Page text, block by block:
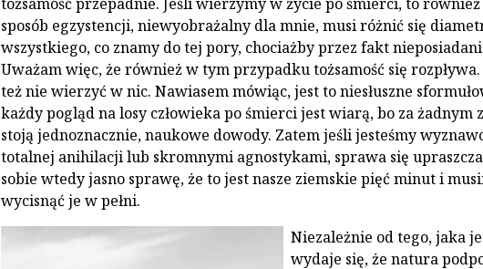
sposób egzystencji, niewyobrażalny dla mnie, musi różnić się
wszystkiego, co znamy do tej pory, chociażby przez fakt
Uważam więc, że również w tym przypadku tożsamość się
też nie wierzyć w nic. Nawiasem mówiąc, jest to niesłuszne
każdy pogląd na losy człowieka po śmierci jest wiarą, bo za żadnym
stoją jednoznacznie, naukowe dowody. Zatem jeśli jesteśmy
totalnej anihilacji lub skromnymi agnostykami, sprawa się
sobie wtedy jasno sprawę, że to jest nasze ziemskie pięć minut i
wycisnąć je w pełni.
Niezależnie od tego, jaka
wydaje się, że natura